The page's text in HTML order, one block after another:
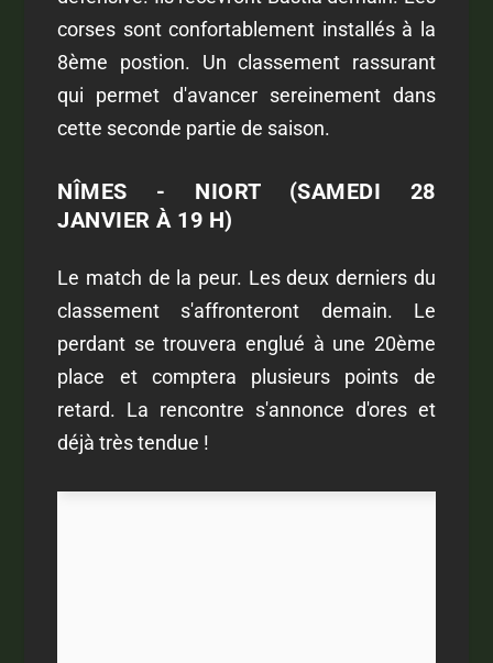
corses sont confortablement installés à la
8ème postion. Un classement rassurant
qui permet d'avancer sereinement dans
cette seconde partie de saison.
NÎMES - NIORT (SAMEDI 28
JANVIER À 19 H)
Le match de la peur. Les deux derniers du
classement s'affronteront demain. Le
perdant se trouvera englué à une 20ème
place et comptera plusieurs points de
retard. La rencontre s'annonce d'ores et
déjà très tendue !